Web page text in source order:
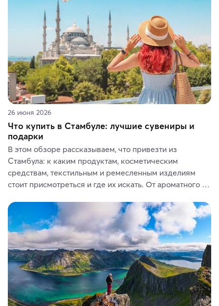
ярких впечатлений от путешествий.
26 июня 2026
Что купить в Стамбуле: лучшие сувениры и
подарки
В этом обзоре рассказываем, что привезти из
Стамбула: к каким продуктам, косметическим
средствам, текстильным и ремесленным изделиям
стоит присмотреться и где их искать. От ароматного
керамики и изделий из кожи на турецких рынках и в
аутентичных лавках — в подарок близким или себе на
память о путешествии.